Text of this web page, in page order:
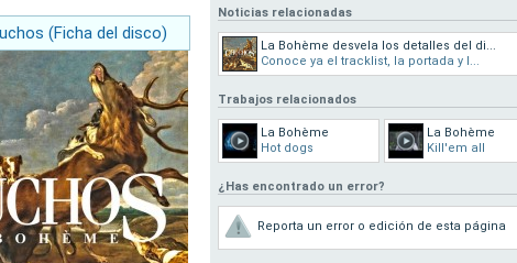
(Ficha del disco)
Noticias relacionadas
La Bohème desvela los detalles del di...
Conoce ya el tracklist, la portada y l...
Trabajos relacionados
La Bohème
Hot dogs
La Bohème
Kill'em all
¿Has encontrado un error?
Reporta un error o edición de esta página